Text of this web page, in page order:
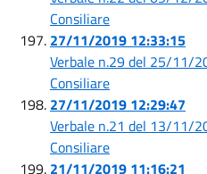
Consiliare
27/11/2019 12:33:15
Verbale n.29 del 25/11/
Consiliare
27/11/2019 12:29:47
Verbale n.21 del 13/11/
Consiliare
21/11/2019 11:16:21